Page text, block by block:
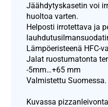
Jäähdytyskasetin voi
huoltoa varten.
Helposti irrotettava ja
Lämpöeristeenä HFC-
Jalat ruostumatonta
-5mm…+65 mm
Valmistettu Suomessa.
Kuvassa